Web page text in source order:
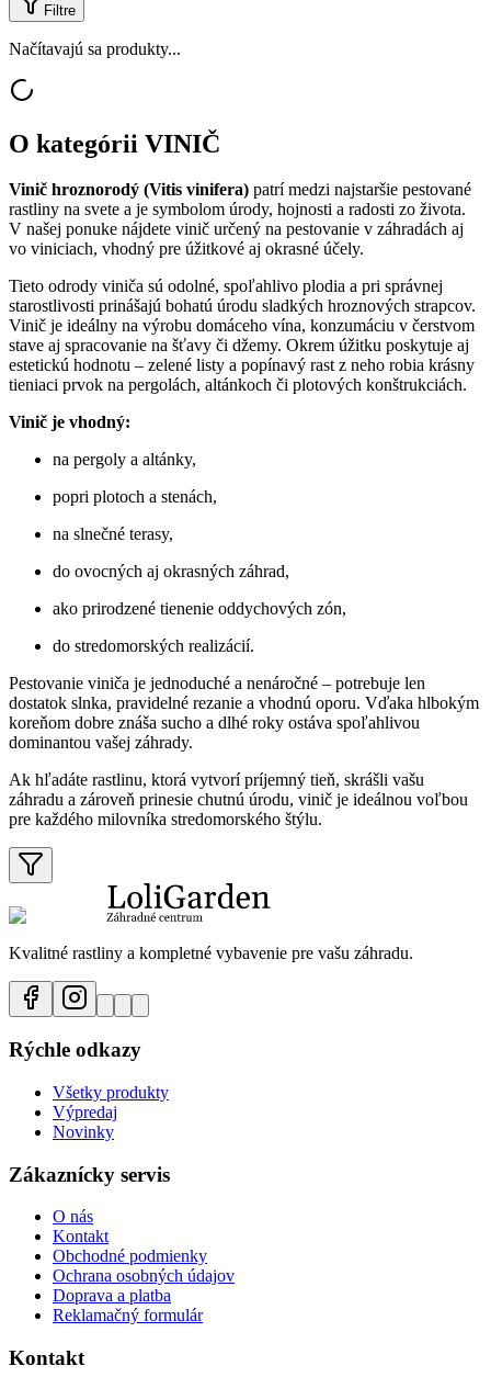
Filtre
Načítavajú sa produkty...
O kategórii VINIČ
Vinič hroznorodý (Vitis vinifera) patrí medzi najstaršie pestované
rastliny na svete a je symbolom úrody, hojnosti a radosti zo života.
V našej ponuke nájdete vinič určený na pestovanie v záhradách aj
vo viniciach, vhodný pre úžitkové aj okrasné účely.
Tieto odrody viniča sú odolné, spoľahlivo plodia a pri správnej
starostlivosti prinášajú bohatú úrodu sladkých hroznových strapcov.
Vinič je ideálny na výrobu domáceho vína, konzumáciu v čerstvom
stave aj spracovanie na šťavy či džemy. Okrem úžitku poskytuje aj
estetickú hodnotu – zelené listy a popínavý rast z neho robia krásny
tieniaci prvok na pergolách, altánkoch či plotových konštrukciách.
Vinič je vhodný:
na pergoly a altánky,
popri plotoch a stenách,
na slnečné terasy,
do ovocných aj okrasných záhrad,
ako prirodzené tienenie oddychových zón,
do stredomorských realizácií.
Pestovanie viniča je jednoduché a nenáročné – potrebuje len
dostatok slnka, pravidelné rezanie a vhodnú oporu. Vďaka hlbokým
koreňom dobre znáša sucho a dlhé roky ostáva spoľahlivou
dominantou vašej záhrady.
Ak hľadáte rastlinu, ktorá vytvorí príjemný tieň, skrášli vašu
záhradu a zároveň prinesie chutnú úrodu, vinič je ideálnou voľbou
pre každého milovníka stredomorského štýlu.
Kvalitné rastliny a kompletné vybavenie pre vašu záhradu.
Rýchle odkazy
Všetky produkty
Výpredaj
Novinky
Zákaznícky servis
O nás
Kontakt
Obchodné podmienky
Ochrana osobných údajov
Doprava a platba
Reklamačný formulár
Kontakt